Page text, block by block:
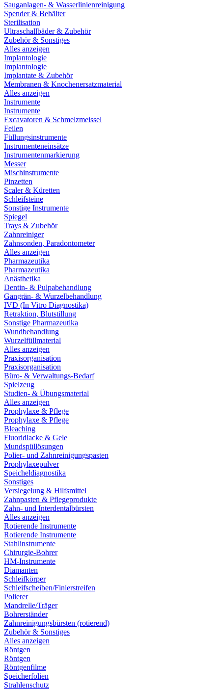
Sauganlagen- & Wasserlinienreinigung
Spender & Behälter
Sterilisation
Ultraschallbäder & Zubehör
Zubehör & Sonstiges
Alles anzeigen
Implantologie
Implantologie
Implantate & Zubehör
Membranen & Knochenersatzmaterial
Alles anzeigen
Instrumente
Instrumente
Excavatoren & Schmelzmeissel
Feilen
Füllungsinstrumente
Instrumenteneinsätze
Instrumentenmarkierung
Messer
Mischinstrumente
Pinzetten
Scaler & Küretten
Schleifsteine
Sonstige Instrumente
Spiegel
Trays & Zubehör
Zahnreiniger
Zahnsonden, Paradontometer
Alles anzeigen
Pharmazeutika
Pharmazeutika
Anästhetika
Dentin- & Pulpabehandlung
Gangrän- & Wurzelbehandlung
IVD (In Vitro Diagnostika)
Retraktion, Blutstillung
Sonstige Pharmazeutika
Wundbehandlung
Wurzelfüllmaterial
Alles anzeigen
Praxisorganisation
Praxisorganisation
Büro- & Verwaltungs-Bedarf
Spielzeug
Studien- & Übungsmaterial
Alles anzeigen
Prophylaxe & Pflege
Prophylaxe & Pflege
Bleaching
Fluoridlacke & Gele
Mundspüllösungen
Polier- und Zahnreinigungspasten
Prophylaxepulver
Speicheldiagnostika
Sonstiges
Versiegelung & Hilfsmittel
Zahnpasten & Pflegeprodukte
Zahn- und Interdentalbürsten
Alles anzeigen
Rotierende Instrumente
Rotierende Instrumente
Stahlinstrumente
Chirurgie-Bohrer
HM-Instrumente
Diamanten
Schleifkörper
Schleifscheiben/Finierstreifen
Polierer
Mandrelle/Träger
Bohrerständer
Zahnreinigungsbürsten (rotierend)
Zubehör & Sonstiges
Alles anzeigen
Röntgen
Röntgen
Röntgenfilme
Speicherfolien
Strahlenschutz